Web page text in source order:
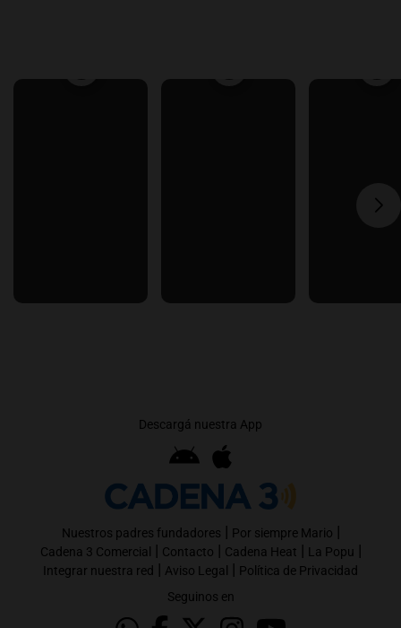
Descargá nuestra App
Nuestros padres fundadores | Por siempre Mario |
Cadena 3 Comercial | Contacto | Cadena Heat | La Popu |
Integrar nuestra red | Aviso Legal | Política de Privacidad
Seguinos en